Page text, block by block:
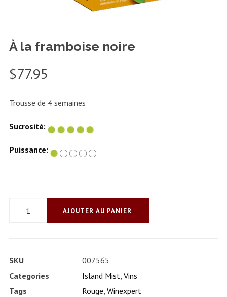
À la framboise noire
$77.95
Trousse de 4 semaines
Sucrosité:
Puissance:
quantité
framboise
noire
AJOUTER AU PANIER
SKU
007565
Categories
Island Mist, Vins
Tags
Rouge, Winexpert